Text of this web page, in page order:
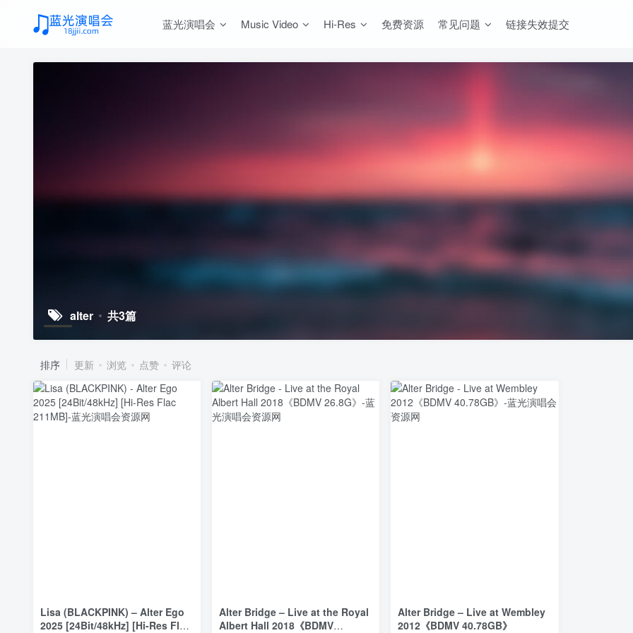
蓝光演唱会 Music Video Hi-Res 免费资源 常见问题 链接失效提交
alter 共3篇
排序 更新 浏览 点赞 评论
Lisa (BLACKPINK) – Alter Ego
2025 [24Bit/48kHz] [Hi-Res Flac
Alter Bridge – Live at the Royal
Albert Hall 2018《BDMV
Alter Bridge – Live at Wembley
2012《BDMV 40.78GB》